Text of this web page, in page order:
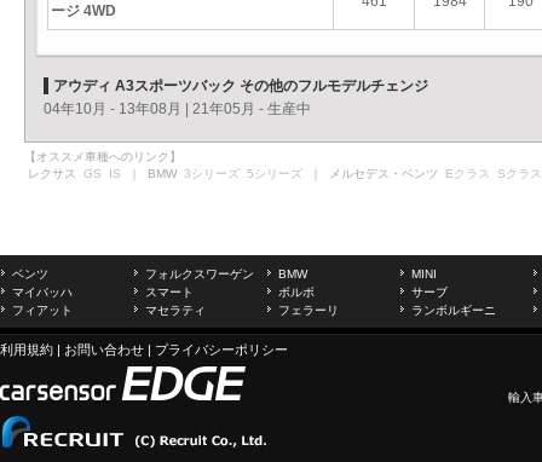
ージ 4WD
アウディ A3スポーツバック その他のフルモデルチェンジ
04年10月 - 13年08月
21年05月 - 生産中
【オススメ車種へのリンク】
レクサス GS IS ｜ BMW 3シリーズ 5シリーズ ｜ メルセデス・ベンツ Eクラス Sクラス
ベンツ フォルクスワーゲン BMW
MINI
マイバッハ
スマート ボルボ
サーブ
フィアット
マセラティ フェラーリ ランボルギーニ
利用規約 | お問い合わせ | プライバシーポリシー
輸入